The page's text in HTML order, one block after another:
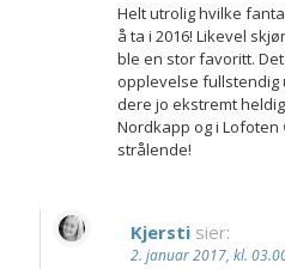
Helt utrolig hvilke
å ta i 2016! Likevel
ble en stor favoritt.
opplevelse fullstendig
dere jo ekstremt
Nordkapp og i Lofoten
strålende!
Kjersti sier:
2. januar 2017, kl.